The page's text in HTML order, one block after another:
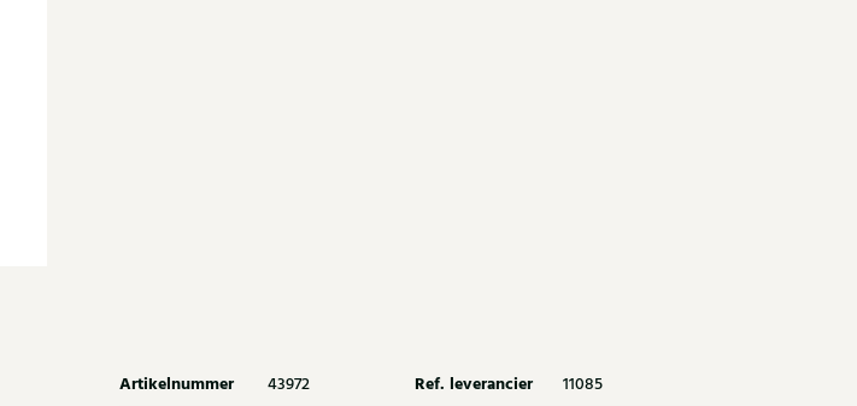
Artikelnummer 43972 Ref. leverancier 11085